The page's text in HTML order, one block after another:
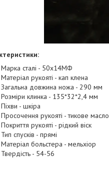
Марка сталі - 50х14МФ
Матеріал рукояті - кап клена
Загальна довжина ножа - 290 мм
Розміри клинка - 135*32*2,4 мм
Піхви - шкіра
Просочення рукояті - тикове масло
Покриття рукояті - рідкий віск
Тип спусків - прямі
Матеріал больстера - мельхіор
Твердість - 54-56